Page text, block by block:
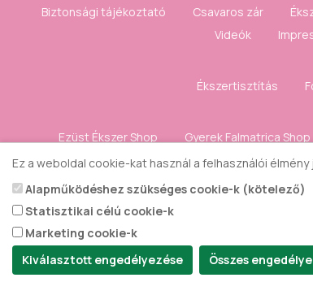
Biztonsági tájékoztató Csavaros zár
Videók
Ékszertisztítás
Ezüst Ékszer Shop
Gyerek Falmatrica Shop
Kapcsolat
Ez a weboldal cookie-kat használ a felhasználói
Alapműködéshez szükséges cookie-k (kötelező)
Statisztikai célú cookie-k
Marketing cookie-k
Kiválasztott engedélyezése
Összes